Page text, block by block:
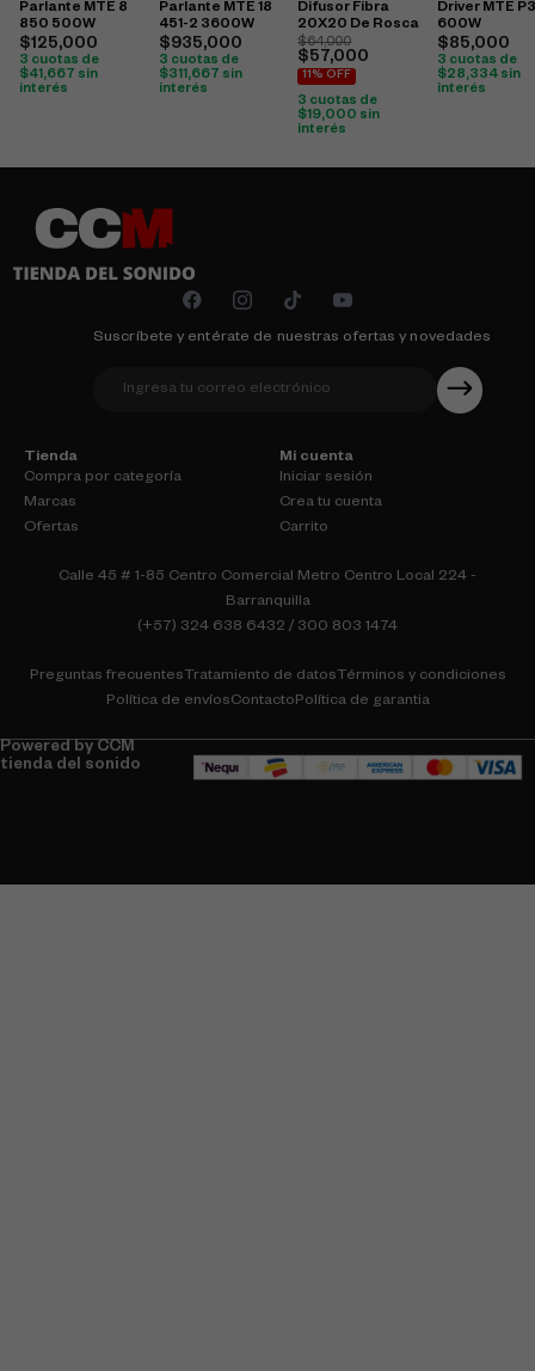
Parlante MTE 8
850 500W
$125,000
3 cuotas de
$41,667 sin
interés
Parlante MTE 18
451-2 3600W
$935,000
3 cuotas de
$311,667 sin
interés
Difusor Fibra
20X20 De Rosca
$64,000
$57,000
11% OFF
3 cuotas de
$19,000 sin
interés
Driver MTE
600W
$85,000
3 cuotas de
$28,334sin
interés
Suscríbete y entérate de nuestras ofertas y novedades
Tienda
Compra por categoría
Marcas
Ofertas
Mi cuenta
Iniciar sesión
Crea tu cuenta
Carrito
Calle 45 # 1-85 Centro Comercial Metro Centro Local 224 -
Barranquilla
(+57) 324 638 6432 / 300 803 1474
Preguntas frecuentesTratamiento de datosTérminos y condiciones
Política de envíosContactoPolítica de garantia
Powered by CCM
tienda del sonido